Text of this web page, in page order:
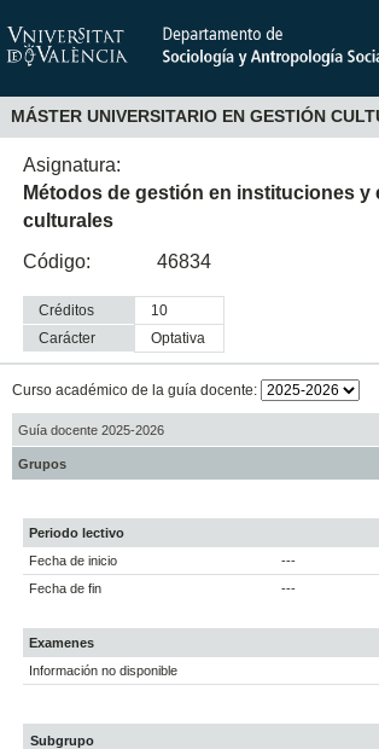
MÁSTER UNIVERSITARIO EN GESTIÓN
Asignatura:
Métodos de gestión en instituciones y
culturales
Código:
46834
Créditos
10
Carácter
optativa
Curso académico de la guía docente:
Guía docente 2025-2026
Grupos
Periodo lectivo
Fecha de inicio
---
Fecha de fin
---
Examenes
Información no disponible
Subgrupo